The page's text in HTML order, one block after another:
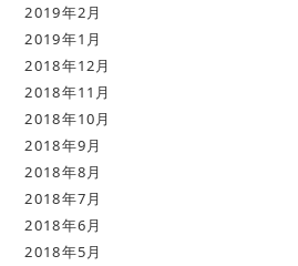
2019年2月
2019年1月
2018年12月
2018年11月
2018年10月
2018年9月
2018年8月
2018年7月
2018年6月
2018年5月